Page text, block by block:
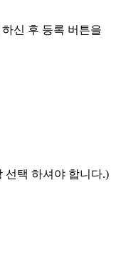
신 후 등록 버튼을
선택 하셔야 합니다.)